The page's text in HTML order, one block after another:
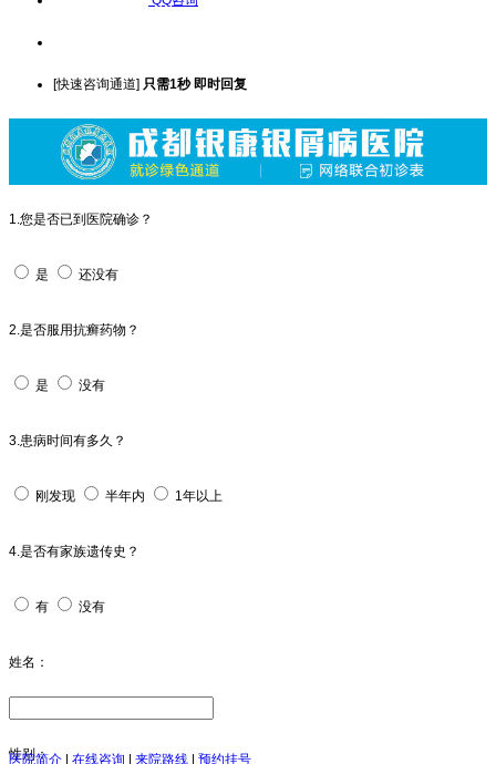
[快速咨询通道] 只需1秒 即时回复
1.您是否已到医院确诊？
是 还没有
2.是否服用抗癣药物？
是 没有
3.患病时间有多久？
刚发现 半年内 1年以上
4.是否有家族遗传史？
有 没有
姓名：
性别：
医院简介 在线咨询 来院路线 预约挂号